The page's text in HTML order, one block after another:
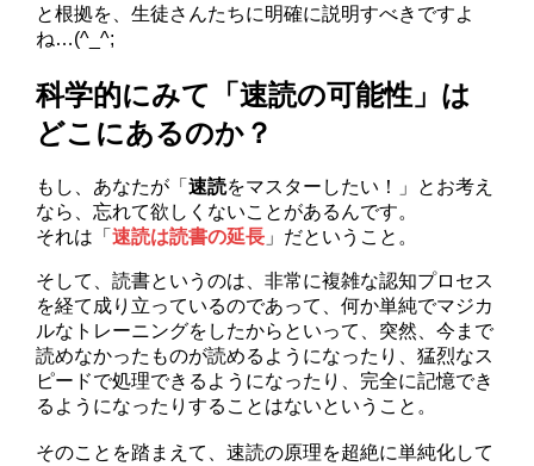
と根拠を、生徒さんたちに明確に説明すべきですよ
ね…(^_^;
科学的にみて「速読の可能性」は
どこにあるのか？
もし、あなたが「速読をマスターしたい！」とお考え
なら、忘れて欲しくないことがあるんです。
それは「速読は読書の延長 」だということ。
そして、読書というのは、非常に複雑な認知プロセス
を経て成り立っているのであって、何か単純でマジカ
ルなトレーニングをしたからといって、突然、今まで
読めなかったものが読めるようになったり、猛烈なス
ピードで処理できるようになったり、完全に記憶でき
るようになったりすることはないということ。
そのことを踏まえて、速読の原理を超絶に単純化して